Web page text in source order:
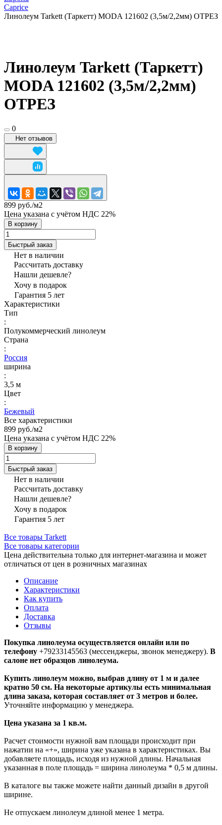
Caprice
Линолеум Tarkett (Таркетт) MODA 121602 (3,5м/2,2мм) ОТРЕЗ
Линолеум Tarkett (Таркетт)
MODA 121602 (3,5м/2,2мм)
ОТРЕЗ
0
Нет отзывов
899 руб./м2
Цена указана с учётом НДС 22%
В корзину
Быстрый заказ
Нет в наличии
Рассчитать доставку
Нашли дешевле?
Хочу в подарок
Гарантия 5 лет
Характеристики
Тип
:
Полукоммерческий линолеум
Страна
:
Россия
ширина
:
3,5 м
Цвет
:
Бежевый
Все характеристики
899 руб./м2
Цена указана с учётом НДС 22%
В корзину
Быстрый заказ
Нет в наличии
Рассчитать доставку
Нашли дешевле?
Хочу в подарок
Гарантия 5 лет
Все товары Tarkett
Все товары категории
Цена действительна только для интернет-магазина и может
отличаться от цен в розничных магазинах
Описание
Характеристики
Как купить
Оплата
Доставка
Отзывы
Покупка линолеума осуществляется онлайн или по
телефону +79233145563 (мессенджеры, звонок менеджеру). В
салоне нет образцов линолеума.
Купить линолеум можно, выбрав длину от 1 м и далее
кратно 50 см. На некоторые артикулы есть минимальная
длина заказа, которая составляет от 3 метров и более.
Уточняйте информацию у менеджера.
Цена указана за 1 кв.м.
Расчет стоимости нужной вам площади происходит при
нажатии на «+», ширина уже указана в характеристиках. Вы
добавляете площадь, исходя из нужной длины. Начальная
указанная в поле площадь = ширина линолеума * 0,5 м длины.
В каталоге вы также можете найти данный дизайн в другой
ширине.
Не отпускаем линолеум длиной менее 1 метра.